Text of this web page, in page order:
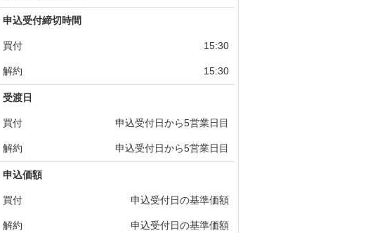
申込受付締切時間
買付 15:30
解約 15:30
受渡日
買付 申込受付日から5営業日目
解約 申込受付日から5営業日目
申込価額
買付 申込受付日の基準価額
解約 申込受付日の基準価額